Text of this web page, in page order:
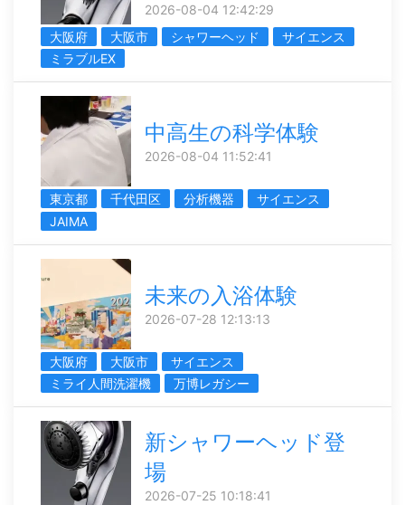
2026-08-04 12:42:29
大阪府
大阪市 シャワーヘッド
サイエンス
ミラブルEX
中高生の科学体験
2026-08-04 11:52:41
東京都 千代田区 分析機器
サイエンス
JAIMA
未来の入浴体験
2026-07-28 12:13:13
大阪府 大阪市
サイエンス
ミライ人間洗濯機
万博レガシー
新シャワーヘッド登
場
2026-07-25 10:18:41